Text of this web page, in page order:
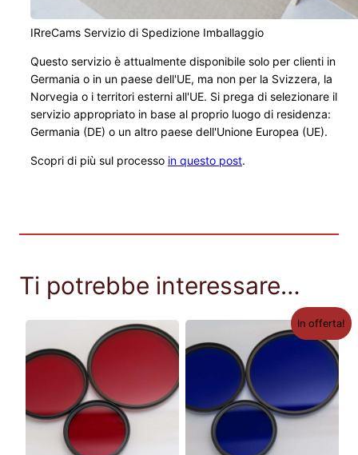
IRreCams Servizio di Spedizione Imballaggio
Questo servizio è attualmente disponibile solo per clienti in
Germania o in un paese dell'UE, ma non per la Svizzera, la
Norvegia o i territori esterni all'UE. Si prega di selezionare il
servizio appropriato in base al proprio luogo di residenza:
Germania (DE) o un altro paese dell'Unione Europea (UE).
Scopri di più sul processo in questo post.
Ti potrebbe interessare…
In offerta!